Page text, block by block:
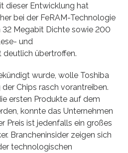
dieser Entwicklung hat
bei der FeRAM-Technologie
Megabit Dichte sowie 200
und
deutlich übertroffen.
wurde, wolle Toshiba
Chips rasch vorantreiben.
ersten Produkte auf dem
konnte das Unternehmen
Preis ist jedenfalls ein großes
Brancheninsider zeigen sich
technologischen